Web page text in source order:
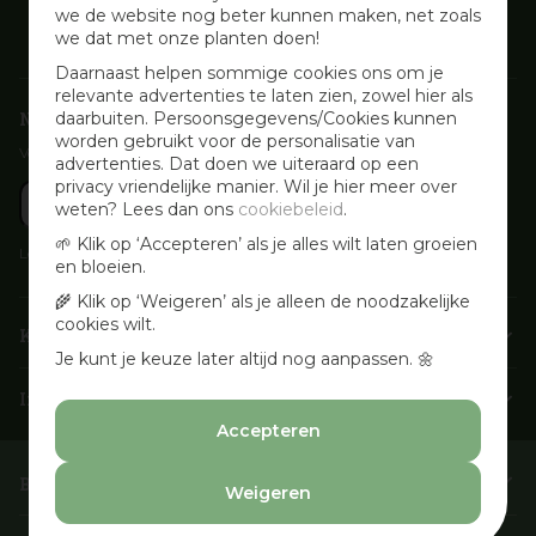
we de website nog beter kunnen maken, net zoals
we dat met onze planten doen!
Daarnaast helpen sommige cookies ons om je
relevante advertenties te laten zien, zowel hier als
daarbuiten. Persoonsgegevens/Cookies kunnen
worden gebruikt voor de personalisatie van
advertenties. Dat doen we uiteraard op een
privacy vriendelijke manier. Wil je hier meer over
weten? Lees dan ons cookiebeleid.
🌱 Klik op ‘Accepteren’ als je alles wilt laten groeien
en bloeien.
🌾 Klik op ‘Weigeren’ als je alleen de noodzakelijke
cookies wilt.
Je kunt je keuze later altijd nog aanpassen. 🌼
Accepteren
Weigeren
Nieuwsbrief aanmelden
Voor wekelijkse aanbiedingen, activiteiten en inspirerende tips
Lees onzePrivacyverklaring
Klantenservice
Info & openingstijden